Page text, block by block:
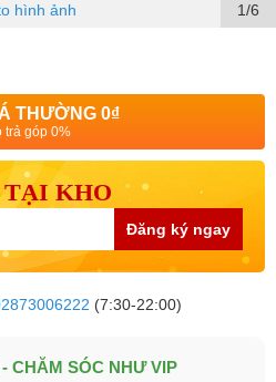
1/6
hình ảnh
THƯỜNG 0₫
trả góp 0%
TẠI KHO
Đăng ký ngay
(7:30-22:00)
CHĂM SÓC NHƯ VIP